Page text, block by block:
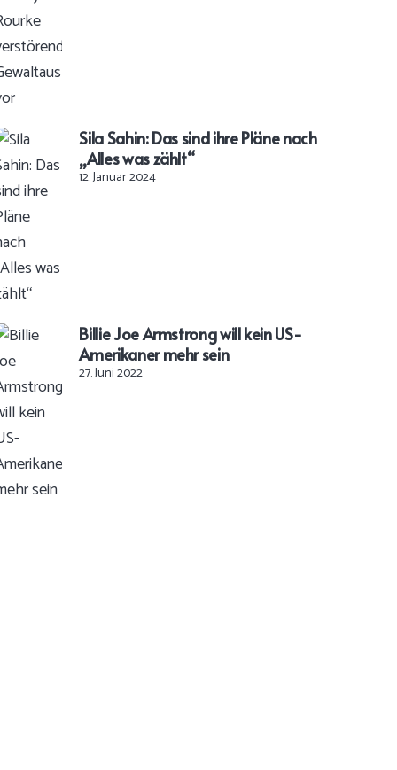
Sila Sahin: Das sind ihre Pläne nach
„Alles was zählt“
12. Januar 2024
Billie Joe Armstrong will kein US-
Amerikaner mehr sein
27. Juni 2022